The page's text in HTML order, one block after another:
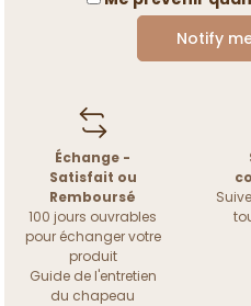
Notify
Échange -
Satisfait ou
Remboursé
100 jours ouvrables
pour échanger votre
produit
Guide de l'entretien
du chapeau